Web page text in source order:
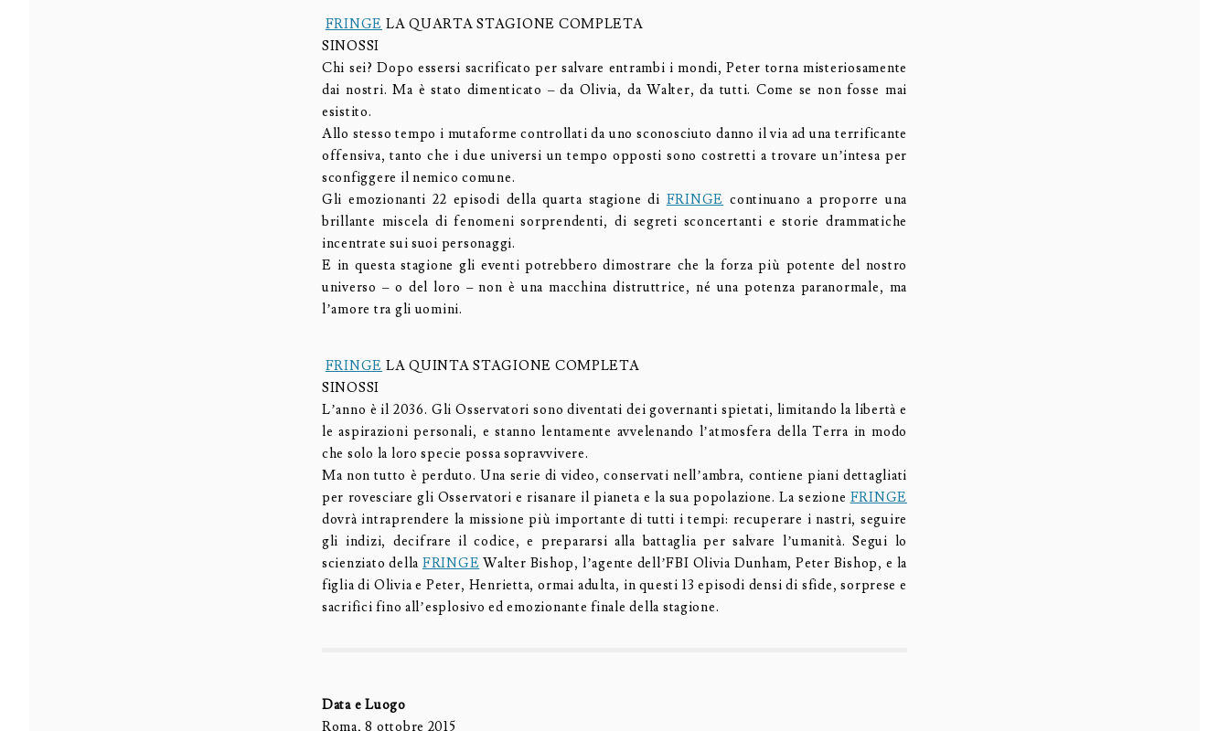
FRINGE LA QUARTA STAGIONE COMPLETA
SINOSSI
Chi sei? Dopo essersi sacrificato per salvare entrambi i mondi, Peter torna misteriosamente
dai nostri. Ma è stato dimenticato – da Olivia, da Walter, da tutti. Come se non fosse mai
esistito.
Allo stesso tempo i mutaforme controllati da uno sconosciuto danno il via ad una terrificante
offensiva, tanto che i due universi un tempo opposti sono costretti a trovare un’intesa per
sconfiggere il nemico comune.
Gli emozionanti 22 episodi della quarta stagione di FRINGE continuano a proporre una
brillante miscela di fenomeni sorprendenti, di segreti sconcertanti e storie drammatiche
incentrate sui suoi personaggi.
E in questa stagione gli eventi potrebbero dimostrare che la forza più potente del nostro
universo – o del loro – non è una macchina distruttrice, né una potenza paranormale, ma
l’amore tra gli uomini.
FRINGE LA QUINTA STAGIONE COMPLETA
SINOSSI
L’anno è il 2036. Gli Osservatori sono diventati dei governanti spietati, limitando la libertà e
le aspirazioni personali, e stanno lentamente avvelenando l’atmosfera della Terra in modo
che solo la loro specie possa sopravvivere.
Ma non tutto è perduto. Una serie di video, conservati nell’ambra, contiene piani dettagliati
per rovesciare gli Osservatori e risanare il pianeta e la sua popolazione. La sezione FRINGE
dovrà intraprendere la missione più importante di tutti i tempi: recuperare i nastri, seguire
gli indizi, decifrare il codice, e prepararsi alla battaglia per salvare l’umanità. Segui lo
scienziato della FRINGE Walter Bishop, l’agente dell’FBI Olivia Dunham, Peter Bishop, e la
figlia di Olivia e Peter, Henrietta, ormai adulta, in questi 13 episodi densi di sfide, sorprese e
sacrifici fino all’esplosivo ed emozionante finale della stagione.
Data e Luogo
Roma, 8 ottobre 2015